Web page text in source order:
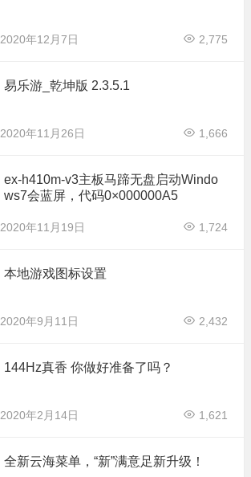
2020年12月7日 2,775
易乐游_乾坤版 2.3.5.1
2020年11月26日 1,666
ex-h410m-v3主板马蹄无盘启动Windo
ws7会蓝屏，代码0×000000A5
2020年11月19日 1,724
本地游戏图标设置
2020年9月11日 2,432
144Hz真香 你做好准备了吗？
2020年2月14日 1,621
全新云海菜单，“新”满意足新升级！